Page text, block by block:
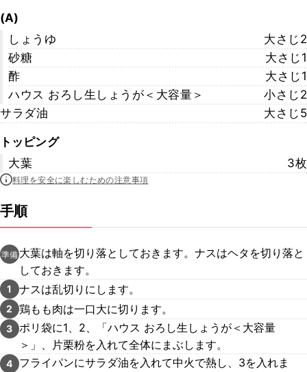
(A)
しょうゆ
大さじ2
砂糖
大さじ1
酢
大さじ1
ハウス おろし生しょうが＜大容量＞
小さじ2
サラダ油
大さじ5
トッピング
大葉
3枚
料理を安全に楽しむための注意事項
手順
準備 大葉は軸を切り落としておきます。ナスはヘタを切り落と
しておきます。
1 ナスは乱切りにします。
2 鶏もも肉は一口大に切ります。
3 ポリ袋に1、2、「ハウス おろし生しょうが＜大容量
＞」、片栗粉を入れて全体にまぶします。
4
フライパンにサラダ油を入れて中火で熱し、3を入れま